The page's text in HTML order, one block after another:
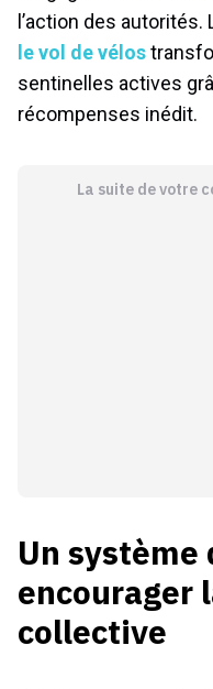
l’action des
le vol de vélos
sentinelles actives
récompenses inédit.
La suite de votre
Un
encourager
collective